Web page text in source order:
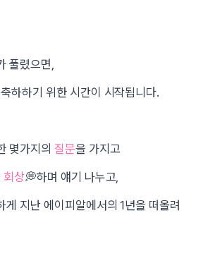
풀렸으면,
하하기 위한 시간이 시작됩니다.
몇가지의 질문을 가지고
회상💭하며 얘기 나누고,
게 지난 에이피알에서의 1년을 떠올려